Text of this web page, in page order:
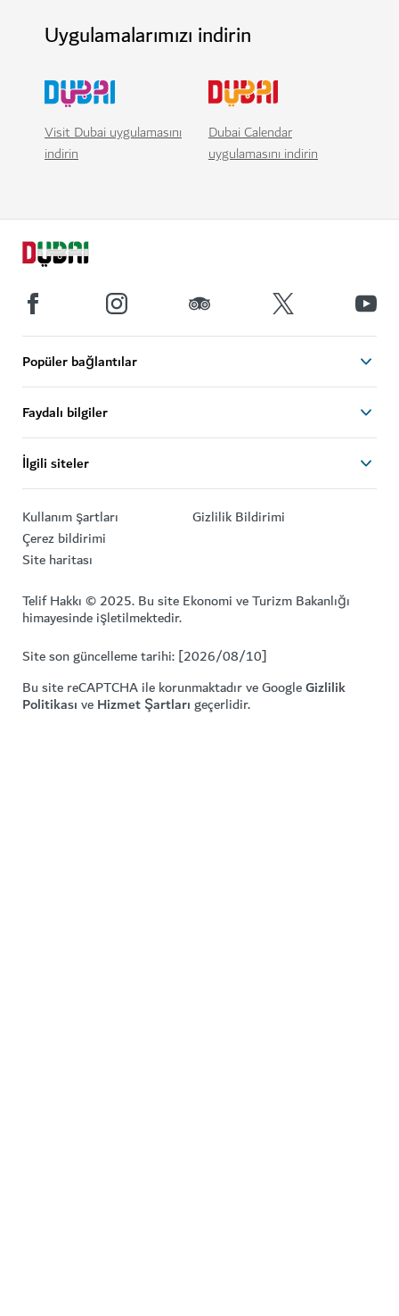
Uygulamalarımızı indirin
Visit Dubai uygulamasını
indirin
Dubai Calendar
uygulamasını indirin
Popüler bağlantılar
Faydalı bilgiler
İlgili siteler
Kullanım şartları
Gizlilik Bildirimi
Çerez bildirimi
Site haritası
Telif Hakkı © 2025. Bu site Ekonomi ve Turizm Bakanlığı
himayesinde işletilmektedir.
Site son güncelleme tarihi: [2026/08/10]
Bu site reCAPTCHA ile korunmaktadır ve GoogleGizlilik
PolitikasıveHizmet Şartlarıgeçerlidir.